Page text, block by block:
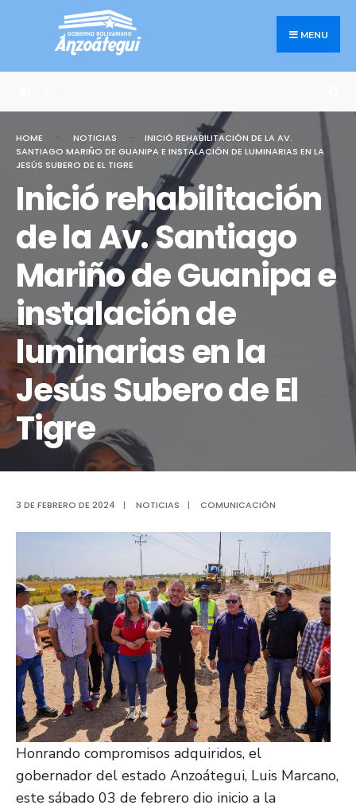
MENU
HOME NOTICIAS
INICIÓ REHABILITACIÓN DE LA AV.
SANTIAGO MARIÑO DE GUANIPA E INSTALACIÓN DE LUMINARIAS EN LA
JESÚS SUBERO DE EL TIGRE
Inició rehabilitación
de la Av. Santiago
Mariño de Guanipa e
instalación de
luminarias en la
Jesús Subero de El
Tigre
3 DE FEBRERO DE 2024 | NOTICIAS | COMUNICACIÓN
Honrando compromisos adquiridos, el
gobernador del estado Anzoátegui, Luis Marcano,
este sábado 03 de febrero dio inicio a la
Search